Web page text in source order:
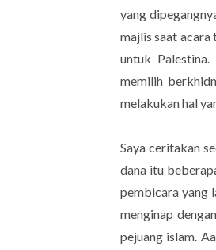
yang
majlis saat acara
untuk
memilih
melakukan hal
Saya ceritakan
dana itu
pembicara yang
menginap
pejuang islam.